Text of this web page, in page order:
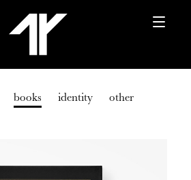
books identity other